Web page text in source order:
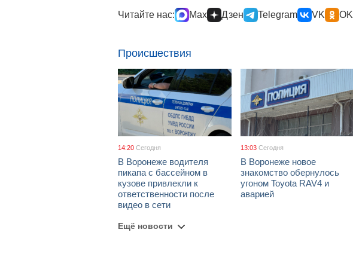
Читайте нас: Max Дзен Telegram VK OK
Происшествия
14:20 Сегодня
В Воронеже водителя
пикапа с бассейном в
кузове привлекли к
ответственности после
видео в сети
13:03 Сегодня
В Воронеже новое
знакомство обернулось
угоном Toyota RAV4 и
аварией
Ещё новости